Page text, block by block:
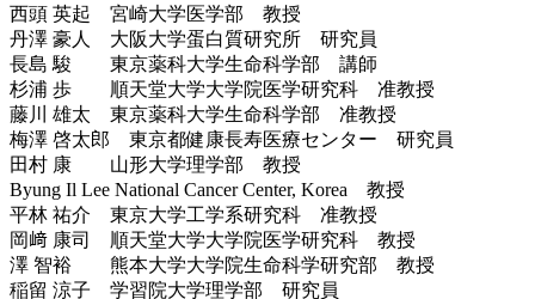
西頭 英起 宮崎大学医学部 教授
丹澤 豪人 大阪大学蛋白質研究所 研究員
長島 駿 東京薬科大学生命科学部 講師
杉浦 歩 順天堂大学大学院医学研究科 准教授
藤川 雄太 東京薬科大学生命科学部 准教授
梅澤 啓太郎 東京都健康長寿医療センター 研究員
田村 康 山形大学理学部 教授
Byung Il Lee National Cancer Center, Korea 教授
平林 祐介 東京大学工学系研究科 准教授
岡﨑 康司 順天堂大学大学院医学研究科 教授
澤 智裕 熊本大学大学院生命科学研究部 教授
稲留 涼子 学習院大学理学部 研究員